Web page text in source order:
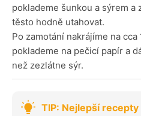
poklademe šunkou a sýrem a
těsto hodně utahovat.
Po zamotání nakrájíme na cca
poklademe na pečicí papír a
než zezlátne sýr.
TIP: Nejlepší